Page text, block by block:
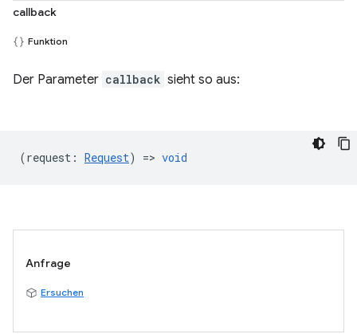
callback
Funktion
Der Parameter callback sieht so aus:
(request : Request) => void
Anfrage
Ersuchen